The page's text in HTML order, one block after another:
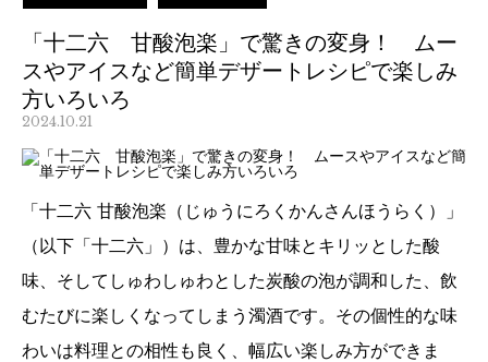
「十二六 甘酸泡楽」で驚きの変身！ ムー
スやアイスなど簡単デザートレシピで楽しみ
方いろいろ
2024.10.21
「十二六 甘酸泡楽（じゅうにろくかんさんほうらく）」
（以下「十二六」）は、豊かな甘味とキリッとした酸
味、そしてしゅわしゅわとした炭酸の泡が調和した、飲
むたびに楽しくなってしまう濁酒です。その個性的な味
わいは料理との相性も良く、幅広い楽しみ方ができま